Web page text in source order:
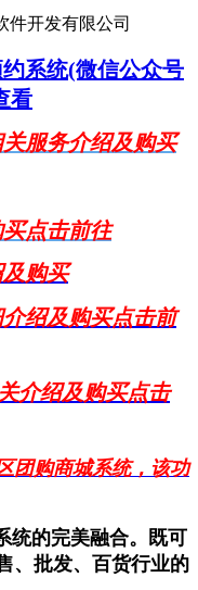
件开发有限公司
系统(微信公众号
看
服务介绍及购买
点击前往
购买
绍及购买点击前
介绍及购买点击
团购商城系统，该功
统的完美融合。既可
、批发、百货行业的